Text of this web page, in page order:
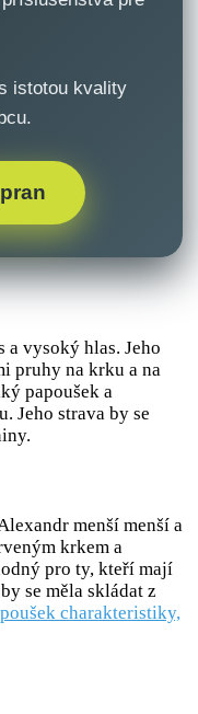
istotou kvality
a vysoký hlas. Jeho
pruhy na krku a na
papoušek a
Jeho strava by se
menší menší a
krkem a
pro ty, kteří mají
se měla skládat z
charakteristiky,